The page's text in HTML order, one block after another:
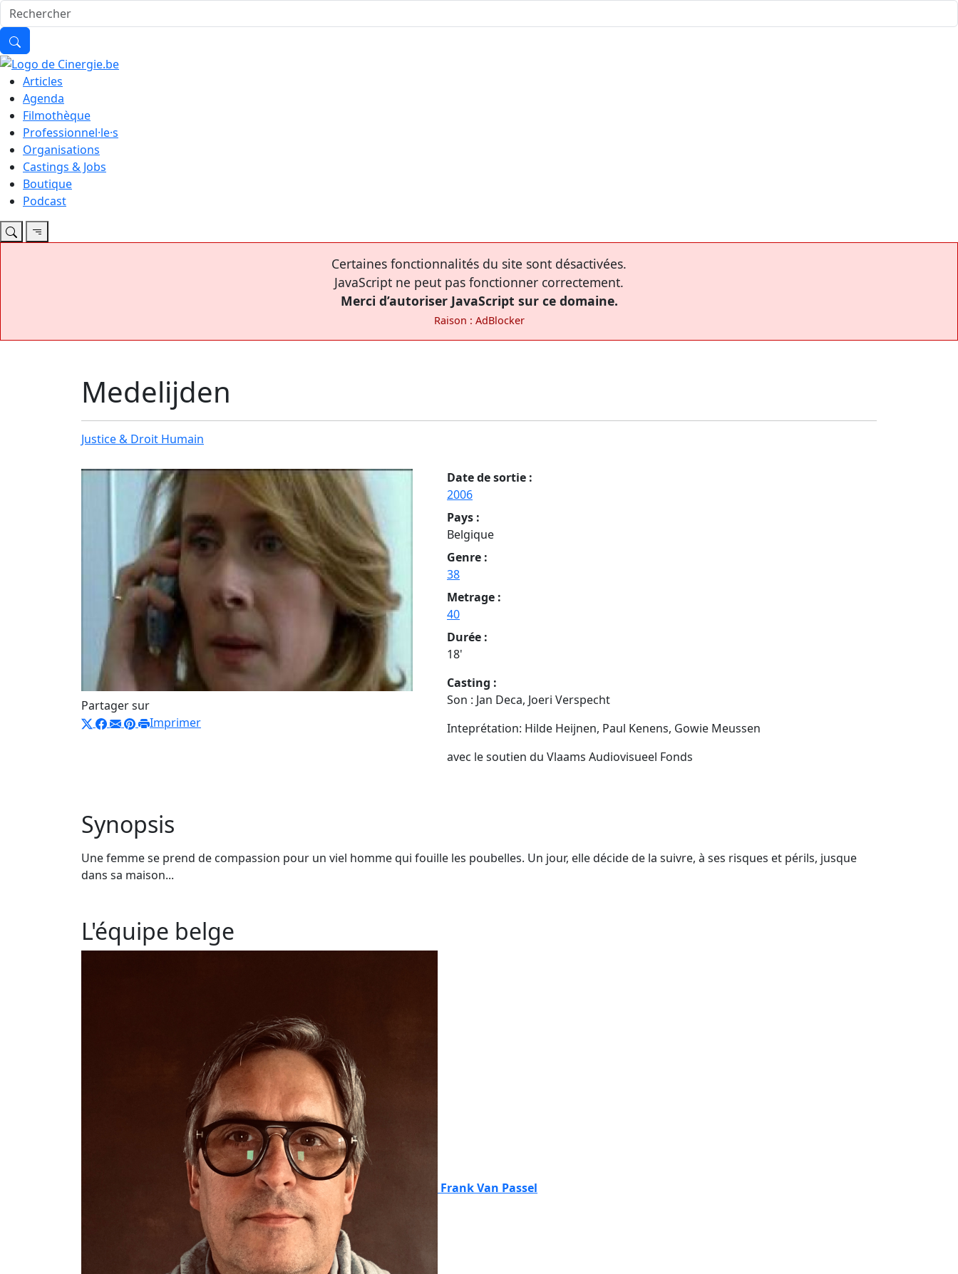
Articles
Agenda
Filmothèque
Professionnel·le·s
Organisations
Castings & Jobs
Boutique
Podcast
Certaines fonctionnalités du site sont désactivées.
JavaScript ne peut pas fonctionner correctement.
Merci d’autoriser JavaScript sur ce domaine.
Raison : AdBlocker
Medelijden
Justice & Droit Humain
Partager sur
Imprimer
Date de sortie :
2006
Pays :
Belgique
Genre :
38
Metrage :
40
Durée :
18'
Casting :
Son : Jan Deca, Joeri Verspecht
Inteprétation: Hilde Heijnen, Paul Kenens, Gowie Meussen
avec le soutien du Vlaams Audiovisueel Fonds
Synopsis
Une femme se prend de compassion pour un viel homme qui fouille les poubelles. Un jour, elle décide de la suivre, à ses risques et périls, jusque
dans sa maison...
L'équipe belge
Frank Van Passel